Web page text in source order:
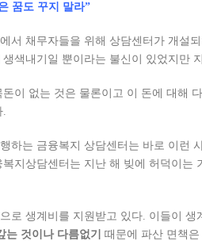
꿈도 꾸지 말라”
서 채무자들을 위해 상담센터가 개설
색내기일 뿐이라는 불신이 있었지만
돈이 없는 것은 물론이고 이 돈에 대해
.
하는 금융복지 상담센터는 바로 이런
지상담센터는 지난 해 빚에 허덕이는
로 생계비를 지원받고 있다. 이들이 생
것이나 다름없기
때문에 파산 면책